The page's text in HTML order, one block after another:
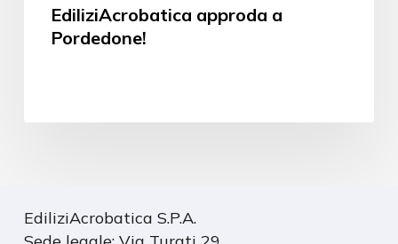
EdiliziAcrobatica approda a
Pordedone!
EdiliziAcrobatica S.P.A.